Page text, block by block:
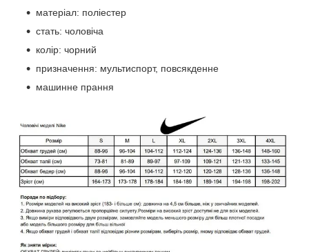
матеріал: поліестер
стать: чоловіча
колір: чорний
призначення: мультиспорт, повсякденне
машинне прання